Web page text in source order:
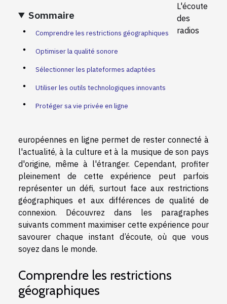
Sommaire
Comprendre les restrictions géographiques
Optimiser la qualité sonore
Sélectionner les plateformes adaptées
Utiliser les outils technologiques innovants
Protéger sa vie privée en ligne
L'écoute
des
radios
européennes en ligne permet de rester connecté à
l'actualité, à la culture et à la musique de son pays
d'origine, même à l'étranger. Cependant, profiter
pleinement de cette expérience peut parfois
représenter un défi, surtout face aux restrictions
géographiques et aux différences de qualité de
connexion. Découvrez dans les paragraphes
suivants comment maximiser cette expérience pour
savourer chaque instant d’écoute, où que vous
soyez dans le monde.
Comprendre les restrictions
géographiques